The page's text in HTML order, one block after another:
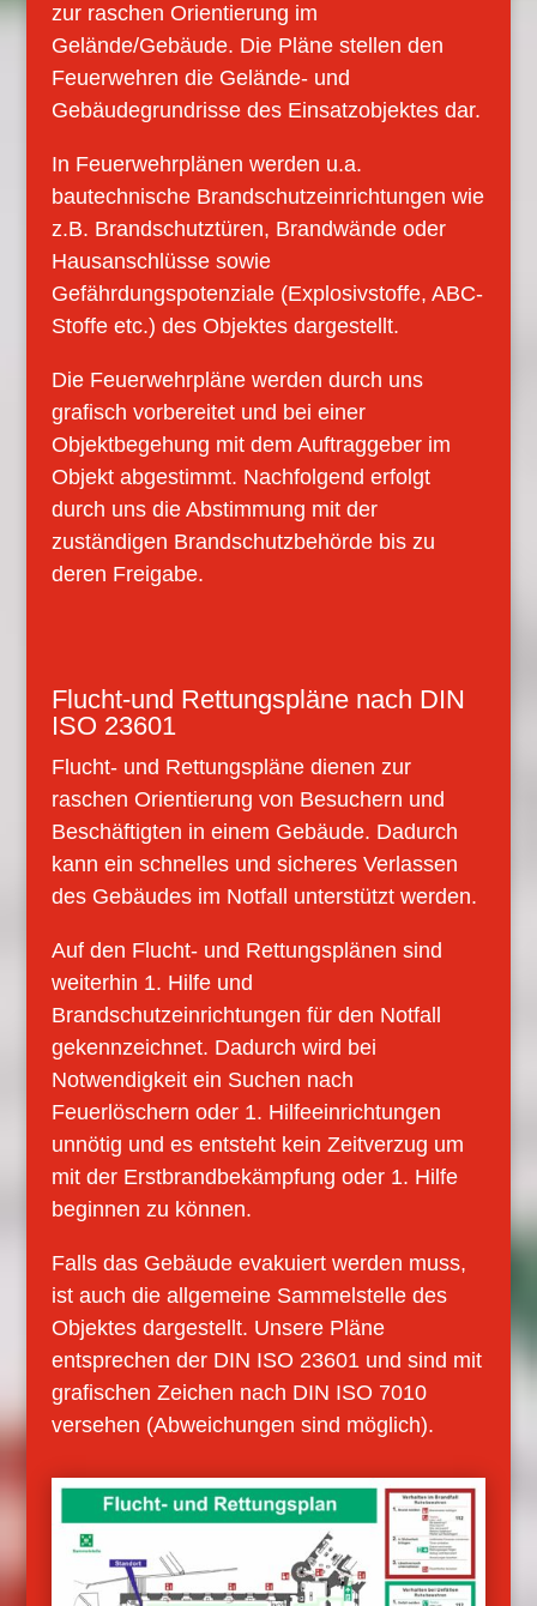
zur raschen Orientierung im
Gelände/Gebäude. Die Pläne stellen den
Feuerwehren die Gelände- und
Gebäudegrundrisse des Einsatzobjektes dar.
In Feuerwehrplänen werden u.a.
bautechnische Brandschutzeinrichtungen wie
z.B. Brandschutztüren, Brandwände oder
Hausanschlüsse sowie
Gefährdungspotenziale (Explosivstoffe, ABC-
Stoffe etc.) des Objektes dargestellt.
Die Feuerwehrpläne werden durch uns
grafisch vorbereitet und bei einer
Objektbegehung mit dem Auftraggeber im
Objekt abgestimmt. Nachfolgend erfolgt
durch uns die Abstimmung mit der
zuständigen Brandschutzbehörde bis zu
deren Freigabe.
Flucht-und Rettungspläne nach DIN
ISO 23601
Flucht- und Rettungspläne dienen zur
raschen Orientierung von Besuchern und
Beschäftigten in einem Gebäude. Dadurch
kann ein schnelles und sicheres Verlassen
des Gebäudes im Notfall unterstützt werden.
Auf den Flucht- und Rettungsplänen sind
weiterhin 1. Hilfe und
Brandschutzeinrichtungen für den Notfall
gekennzeichnet. Dadurch wird bei
Notwendigkeit ein Suchen nach
Feuerlöschern oder 1. Hilfeeinrichtungen
unnötig und es entsteht kein Zeitverzug um
mit der Erstbrandbekämpfung oder 1. Hilfe
beginnen zu können.
Falls das Gebäude evakuiert werden muss,
ist auch die allgemeine Sammelstelle des
Objektes dargestellt. Unsere Pläne
entsprechen der DIN ISO 23601 und sind mit
grafischen Zeichen nach DIN ISO 7010
versehen (Abweichungen sind möglich).